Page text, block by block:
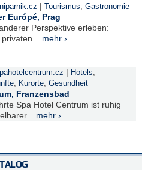
| Tourismus Gastronomie
Európé, Prag
Perspektive erleben:
mehr ›
| Hotels
Kurorte Gesundheit
Franzensbad
Spa Hotel Centrum ist ruhig
mehr ›